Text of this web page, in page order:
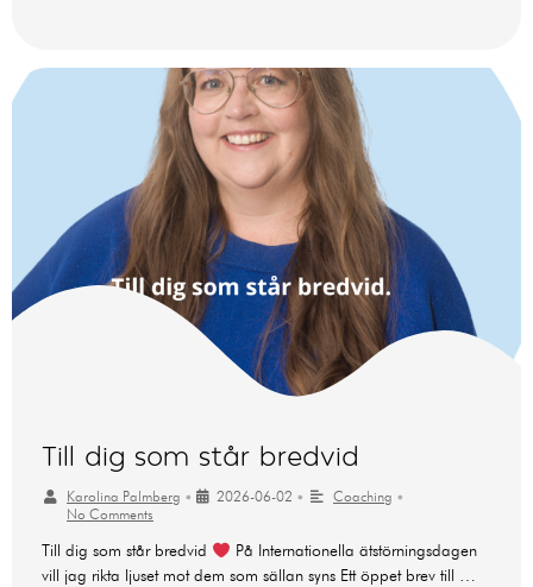
Till dig som står bredvid
Karolina Palmberg • 2026-06-02 • Coaching •
No Comments
Till dig som står bredvid
På Internationella ätstörningsdagen
vill jag rikta ljuset mot dem som sällan syns Ett öppet brev till …